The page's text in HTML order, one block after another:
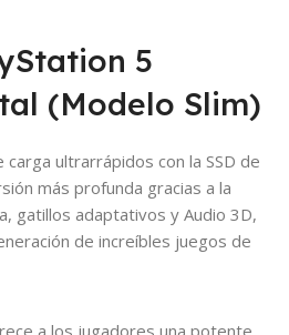
5
(Modelo Slim)
ultrarrápidos con la SSD de
más profunda gracias a la
gatillos adaptativos y Audio 3D,
de increíbles juegos de